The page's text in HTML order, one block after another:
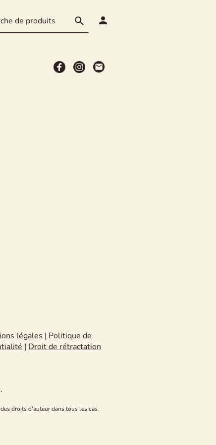
légales|Politique de
|Droit de rétractation
droits d'auteur dans tous les cas.